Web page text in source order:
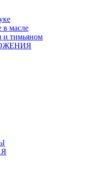
в масле
и тимьяном